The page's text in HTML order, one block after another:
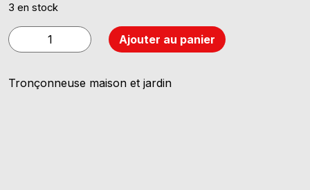
3 en stock
quantité
de
MS
Ajouter au panier
Tronçonneuse maison et jardin